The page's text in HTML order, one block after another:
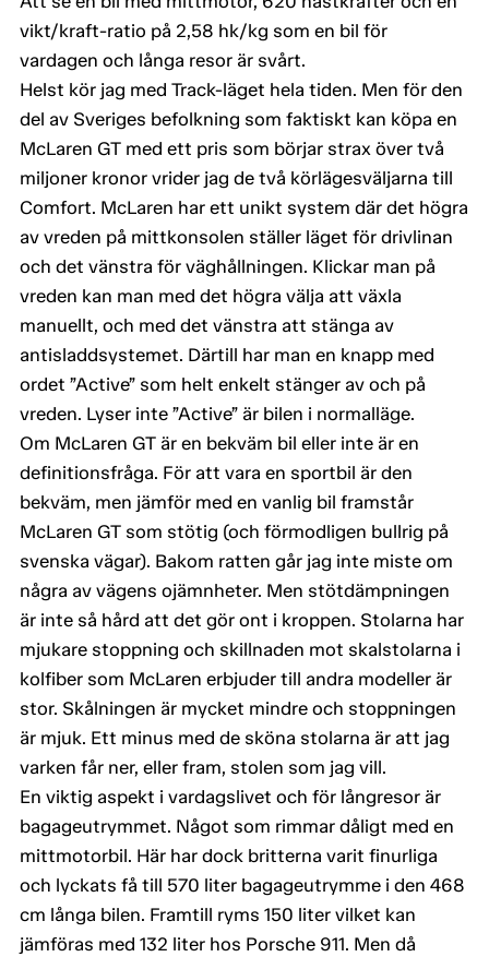
vikt/kraft-ratio på 2,58 hk/kg som en bil för
vardagen och långa resor är svårt.
Helst kör jag med Track-läget hela tiden. Men för den
del av Sveriges befolkning som faktiskt kan köpa en
McLaren GT med ett pris som börjar strax över två
miljoner kronor vrider jag de två körlägesväljarna till
Comfort. McLaren har ett unikt system där det högra
av vreden på mittkonsolen ställer läget för drivlinan
och det vänstra för väghållningen. Klickar man på
vreden kan man med det högra välja att växla
manuellt, och med det vänstra att stänga av
antisladdsystemet. Därtill har man en knapp med
ordet ”Active” som helt enkelt stänger av och på
vreden. Lyser inte ”Active” är bilen i normalläge.
Om McLaren GT är en bekväm bil eller inte är en
definitionsfråga. För att vara en sportbil är den
bekväm, men jämför med en vanlig bil framstår
McLaren GT som stötig (och förmodligen bullrig på
svenska vägar). Bakom ratten går jag inte miste om
några av vägens ojämnheter. Men stötdämpningen
är inte så hård att det gör ont i kroppen. Stolarna har
mjukare stoppning och skillnaden mot skalstolarna i
kolfiber som McLaren erbjuder till andra modeller är
stor. Skålningen är mycket mindre och stoppningen
är mjuk. Ett minus med de sköna stolarna är att jag
varken får ner, eller fram, stolen som jag vill.
En viktig aspekt i vardagslivet och för långresor är
bagageutrymmet. Något som rimmar dåligt med en
mittmotorbil. Här har dock britterna varit finurliga
och lyckats få till 570 liter bagageutrymme i den 468
cm långa bilen. Framtill ryms 150 liter vilket kan
jämföras med 132 liter hos Porsche 911. Men då